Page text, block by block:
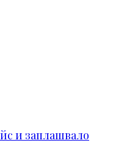
и заплашвало